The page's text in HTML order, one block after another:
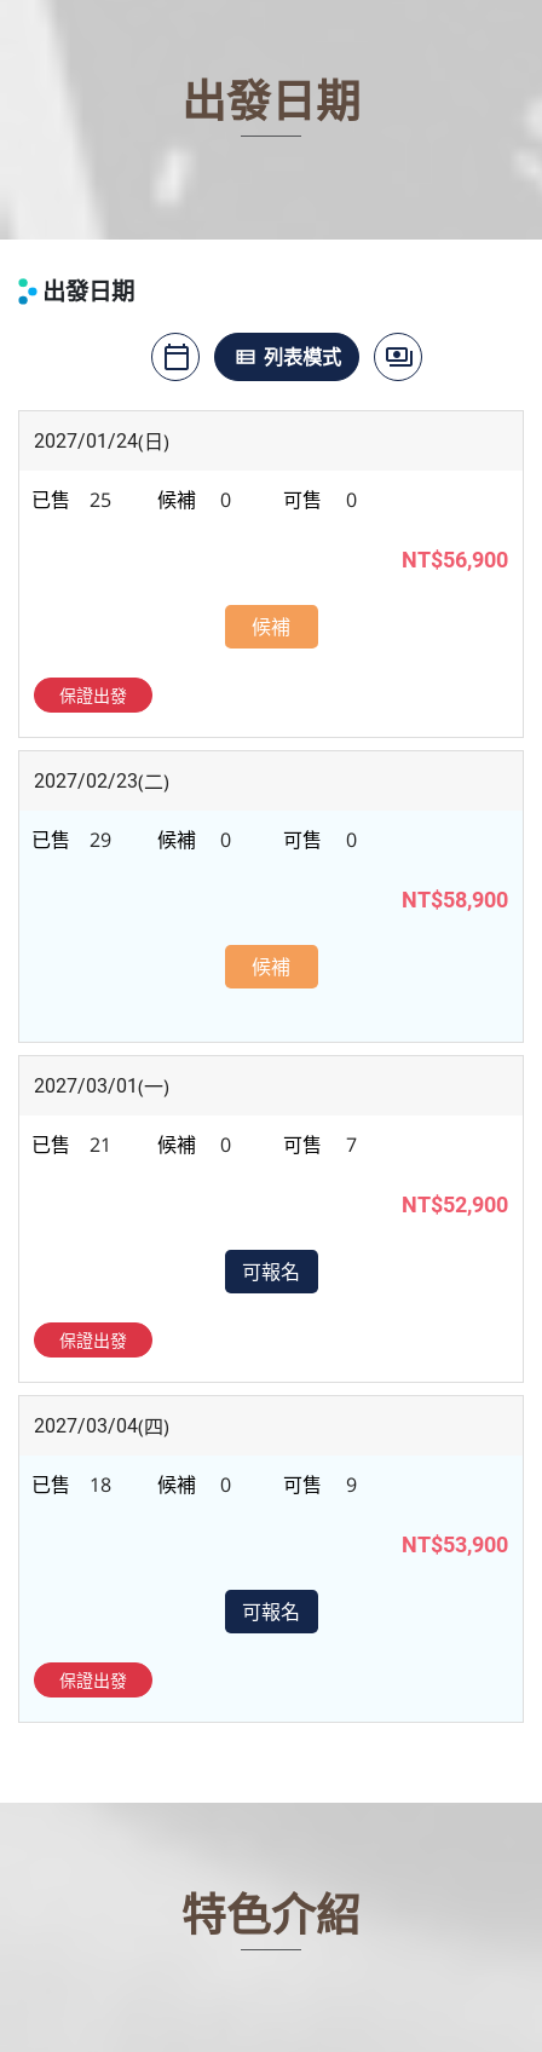
特色介紹
出發日期
出發日期
calendar_today
月曆模式
view_list
列表模式 payments
價格模式
2027/01/24(日)
25 0 0
NT$56,900
候補
保證出發
2027/02/23(二)
29 0 0
NT$58,900
候補
2027/03/01(一)
21 0 7
NT$52,900
可報名
保證出發
2027/03/04(四)
18 0 9
NT$53,900
可報名
保證出發